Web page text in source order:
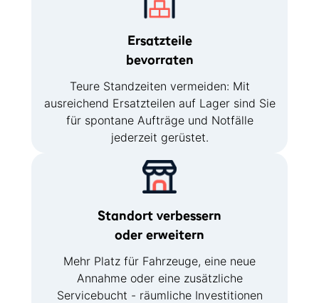
Ersatzteile
bevorraten
Teure Standzeiten vermeiden: Mit
ausreichend Ersatzteilen auf Lager sind Sie
für spontane Aufträge und Notfälle
jederzeit gerüstet.
Standort verbessern
oder erweitern
Mehr Platz für Fahrzeuge, eine neue
Annahme oder eine zusätzliche
Servicebucht - räumliche Investitionen